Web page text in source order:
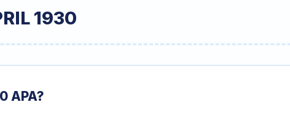
1930
APA?